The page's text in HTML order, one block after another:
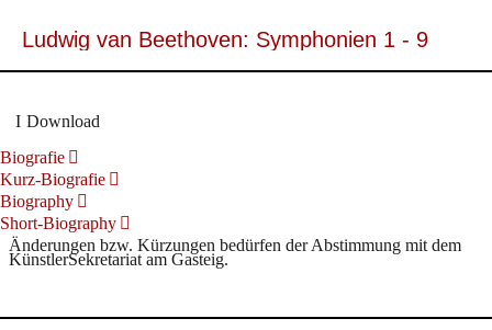
Ludwig van Beethoven: Symphonien 1 - 9
Download
Biografie
Kurz-Biografie
Biography
Short-Biography
Änderungen bzw. Kürzungen bedürfen der Abstimmung mit dem
KünstlerSekretariat am Gasteig.